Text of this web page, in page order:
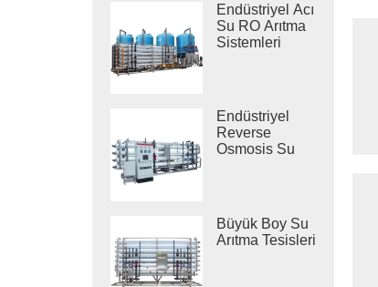
Endüstriyel Acı
Su RO Arıtma
Sistemleri
Endüstriyel
Reverse
Osmosis Su
Büyük Boy Su
Arıtma Tesisleri